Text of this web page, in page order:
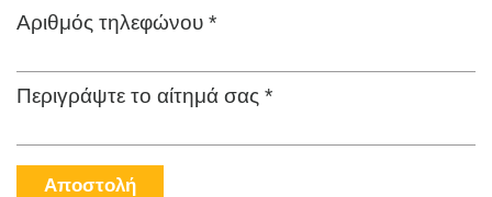
Αριθμός τηλεφώνου *
Περιγράψτε το αίτημά σας *
Αποστολή